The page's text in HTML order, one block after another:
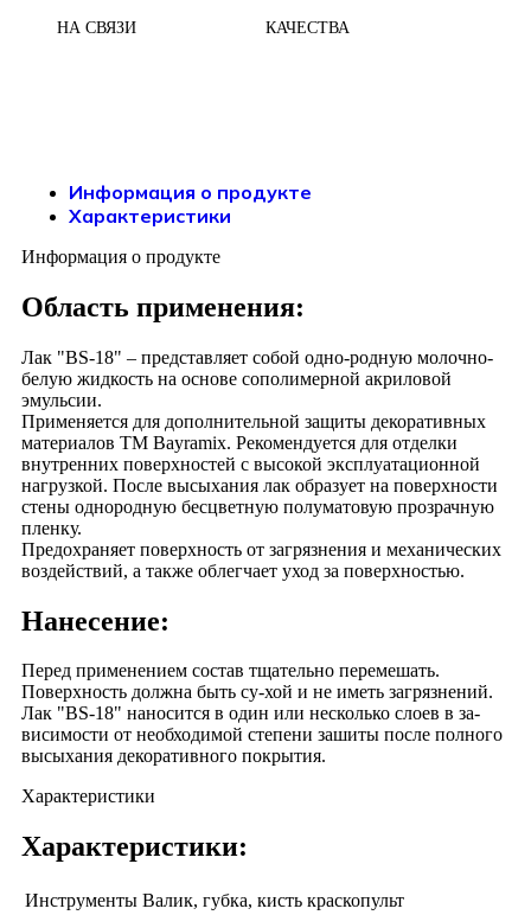
НА СВЯЗИ КАЧЕСТВА
Информация о продукте
Характеристики
Информация о продукте
Область применения:
Лак "BS-18" – представляет собой одно-родную молочно-
белую жидкость на основе сополимерной акриловой
эмульсии.
Применяется для дополнительной защиты декоративных
материалов ТМ Bayramix. Рекомендуется для отделки
внутренних поверхностей с высокой эксплуатационной
нагрузкой. После высыхания лак образует на поверхности
стены однородную бесцветную полуматовую прозрачную
пленку.
Предохраняет поверхность от загрязнения и механических
воздействий, а также облегчает уход за поверхностью.
Нанесение:
Перед применением состав тщательно перемешать.
Поверхность должна быть су-хой и не иметь загрязнений.
Лак "BS-18" наносится в один или несколько слоев в за-
висимости от необходимой степени зашиты после полного
высыхания декоративного покрытия.
Характеристики
Характеристики:
Инструменты Валик, губка, кисть краскопульт